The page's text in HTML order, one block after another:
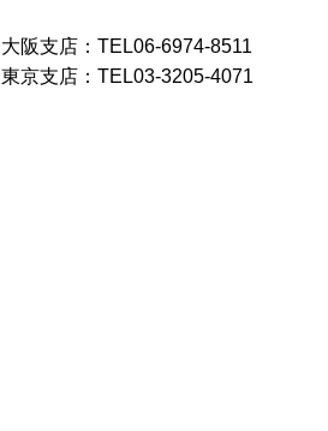
大阪支店：TEL06-6974-8511
東京支店：TEL03-3205-4071